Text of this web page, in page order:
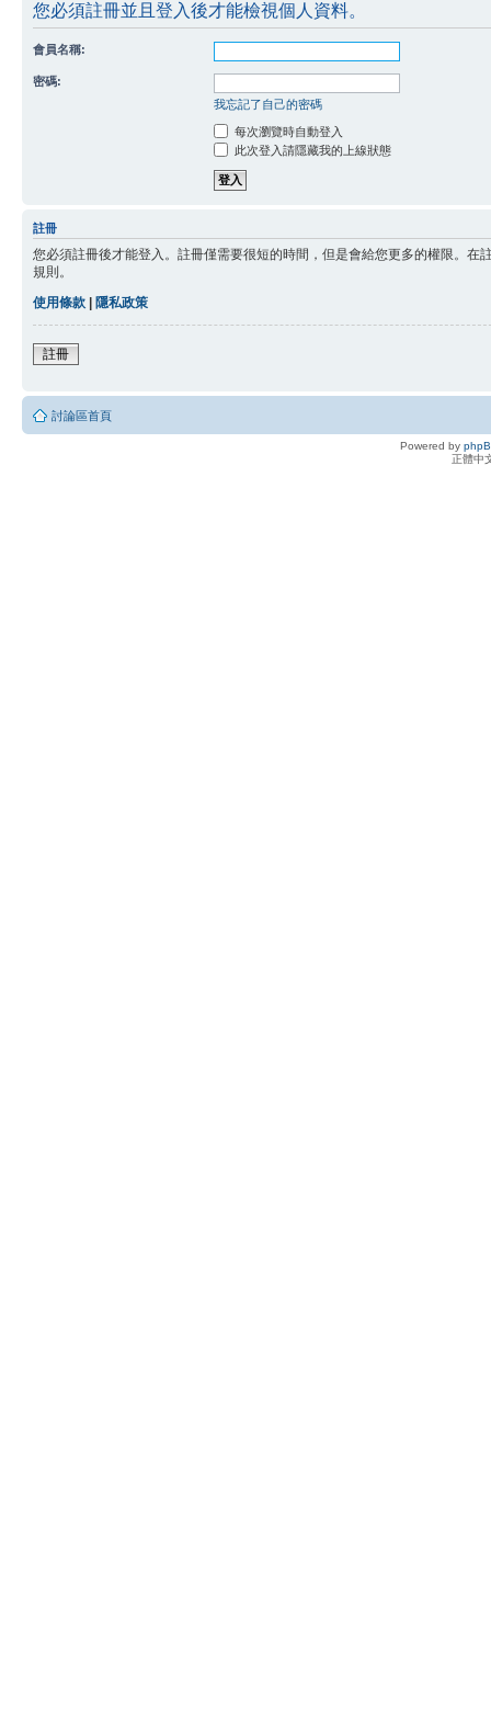
您必須註冊並且登入後才能檢視個人資料。
會員名稱:
密碼:
我忘記了自己的密碼
每次瀏覽時自動登入
此次登入請隱藏我的上線狀態
註冊
您必須註冊後才能登入。註冊僅需要很短的時間，但是會給您更多的權限。
規則。
使用條款 | 隱私政策
註冊
討論區首頁
Powered by
正體中